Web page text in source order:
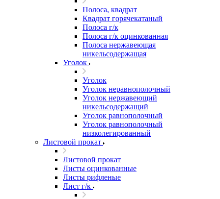
Полоса, квадрат
Квадрат горячекатаный
Полоса г/к
Полоса г/к оцинкованная
Полоса нержавеющая
никельсодержащая
Уголок
Уголок
Уголок неравнополочный
Уголок нержавеющий
никельсодержащий
Уголок равнополочный
Уголок равнополочный
низколегированный
Листовой прокат
Листовой прокат
Листы оцинкованные
Листы рифленые
Лист г/к